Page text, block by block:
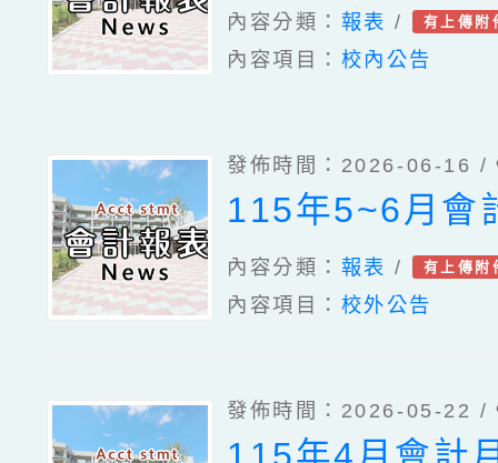
內容分類： 報表 / 有上傳附
內容項目： 校內公告
發佈時間：2026-06-16 /
115年5~6月會
內容分類： 報表 / 有上傳附
內容項目： 校外公告
發佈時間：2026-05-22 /
115年4月會計